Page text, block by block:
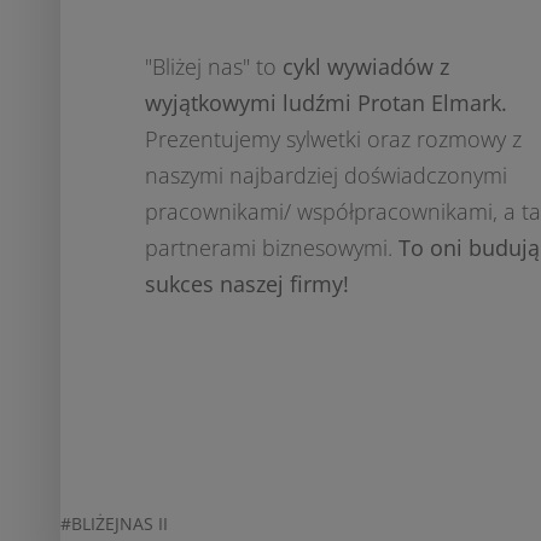
"Bliżej nas" to cykl wywiadów z
wyjątkowymi ludźmi Protan Elmark.
Prezentujemy sylwetki oraz rozmowy z
naszymi najbardziej doświadczonymi
pracownikami/ współpracownikami, a
partnerami biznesowymi. To oni budują
sukces naszej firmy!
#BLIŻEJNAS II